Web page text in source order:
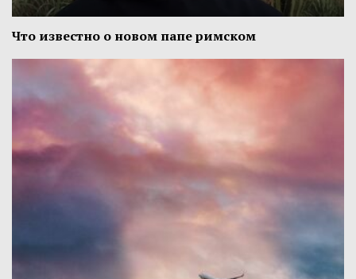
Что известно о новом папе римском